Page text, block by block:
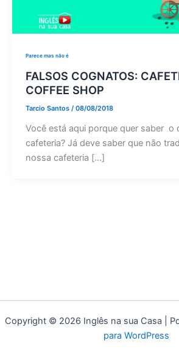
Parece mas não é
FALSOS COGNATOS:
COFFEE SHOP
Tarcio Santos / 08/08/2018
Você está aqui porque quer saber o
cafeteria? Já deve saber que não
nossa cafeteria […]
Copyright © 2026 Inglês na sua Casa |
para WordPress